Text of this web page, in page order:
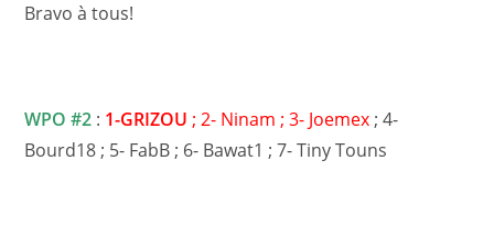
Bravo à tous!
WPO #2 : 1-GRIZOU ; 2- Ninam ; 3- Joemex ; 4-
Bourd18 ; 5- FabB ; 6- Bawat1 ; 7- Tiny Touns